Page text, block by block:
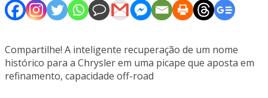
Compartilhe! A inteligente recuperação de um nome
histórico para a Chrysler em uma picape que aposta em
refinamento, capacidade off-road